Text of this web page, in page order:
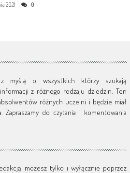
2021 0
myślą o wszystkich którzy szukają
z różnego rodzaju dziedzin. Ten
różnych uczelni i będzie miał
Zapraszamy do czytania i komentowania
możesz tylko i wyłącznie poprzez